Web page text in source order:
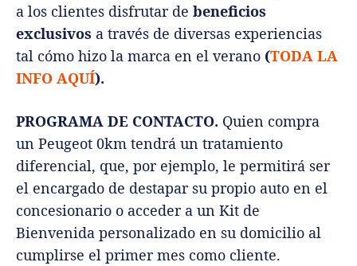
a los clientes disfrutar de beneficios
exclusivos a través de diversas experiencias
tal cómo hizo la marca en el verano (TODA LA
INFO AQUÍ).
PROGRAMA DE CONTACTO. Quien compra
un Peugeot 0km tendrá un tratamiento
diferencial, que, por ejemplo, le permitirá ser
el encargado de destapar su propio auto en el
concesionario o acceder a un Kit de
Bienvenida personalizado en su domicilio al
cumplirse el primer mes como cliente.